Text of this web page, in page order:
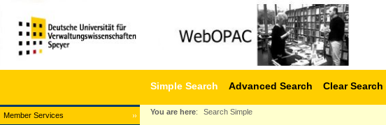
Member Services
Simple Search Advanced Search Clear Search
You are here: Search Simple